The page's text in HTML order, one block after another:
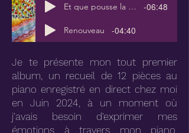
Et que pousse la vie -06:48
Renouveau -04:40
Je te présente mon tout premier
album, un recueil de 12 pièces au
piano enregistré en direct chez moi
en Juin 2024, à un moment où
j'avais besoin d'exprimer mes
émotions à travers mon piano.